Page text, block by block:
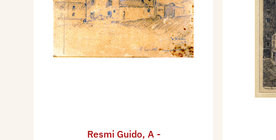
Resmi Guido, A -